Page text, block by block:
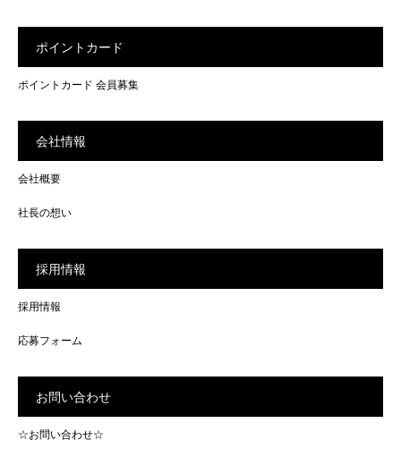
ポイントカード
ポイントカード 会員募集
会社情報
会社概要
社長の想い
採用情報
採用情報
応募フォーム
お問い合わせ
☆お問い合わせ☆